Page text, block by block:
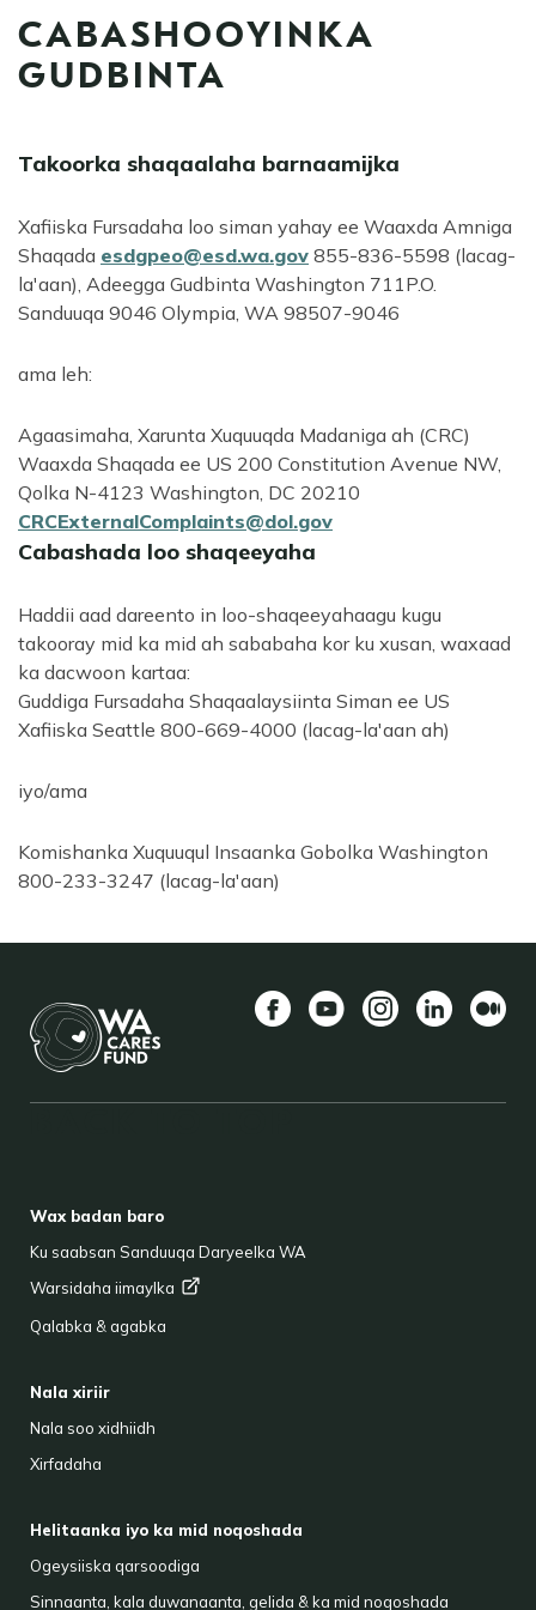
CABASHOOYINKA
GUDBINTA
Takoorka shaqaalaha barnaamijka
Xafiiska Fursadaha loo siman yahay ee Waaxda Amniga
Shaqada esdgpeo@esd.wa.gov 855-836-5598 (lacag-
la'aan), Adeegga Gudbinta Washington 711P.O.
Sanduuqa 9046 Olympia, WA 98507-9046
ama leh:
Agaasimaha, Xarunta Xuquuqda Madaniga ah (CRC)
Waaxda Shaqada ee US 200 Constitution Avenue NW,
Qolka N-4123 Washington, DC 20210
CRCExternalComplaints@dol.gov
Cabashada loo shaqeeyaha
Haddii aad dareento in loo-shaqeeyahaagu kugu
takooray mid ka mid ah sababaha kor ku xusan, waxaad
ka dacwoon kartaa:
Guddiga Fursadaha Shaqaalaysiinta Siman ee US
Xafiiska Seattle 800-669-4000 (lacag-la'aan ah)
iyo/ama
Komishanka Xuquuqul Insaanka Gobolka Washington
800-233-3247 (lacag-la'aan)
Wax badan baro
Ku saabsan Sanduuqa Daryeelka WA
Warsidaha iimaylka
Qalabka & agabka
Nala xiriir
Nala soo xidhiidh
Xirfadaha
Helitaanka iyo ka mid noqoshada
Ogeysiiska qarsoodiga
Sinnaanta, kala duwanaanta, gelida & ka mid noqoshada